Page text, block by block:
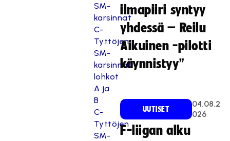
SM-
karsinnat
C-
Tyttöjen
SM-
karsinnat
lohkot
A ja
B
C-
Tyttöjen
SM-
ilmapiiri syntyy
yhdessä – Reilu
Aikuinen -pilotti
käynnistyy”
UUTISET
04.08.2
026
F-liigan alku